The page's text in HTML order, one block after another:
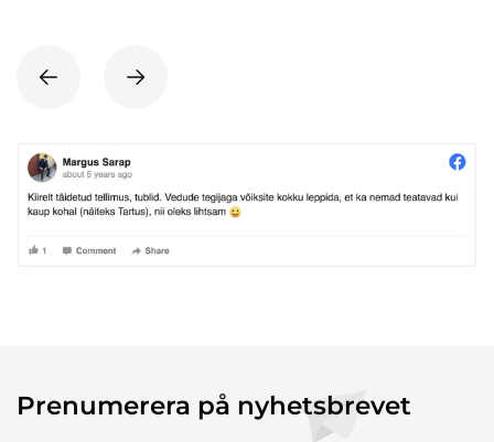
Prenumerera på nyhetsbrevet